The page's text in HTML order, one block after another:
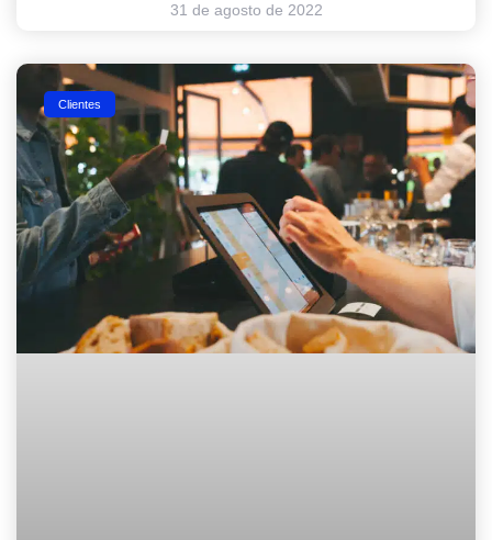
31 de agosto de 2022
Clientes